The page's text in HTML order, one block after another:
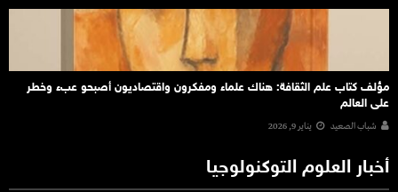
مؤلف كتاب علم الثقافة: هناك علماء ومفكرون واقتصاديون أصبحو عبء وخطر
على العالم
شباب الصعيد يناير 9, 2026
أخبار العلوم التوكنولوجيا